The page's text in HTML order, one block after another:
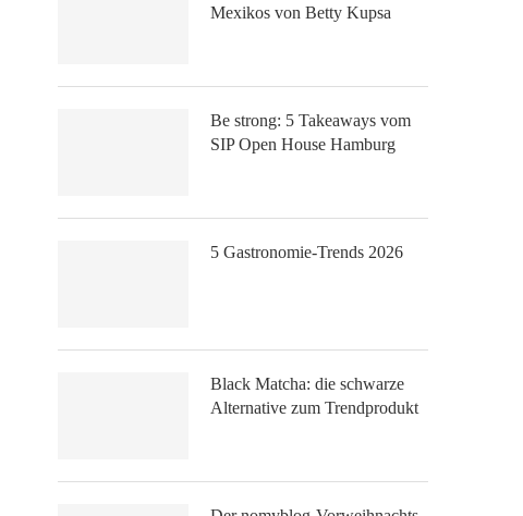
Mexikos von Betty Kupsa
Be strong: 5 Takeaways vom
SIP Open House Hamburg
5 Gastronomie-Trends 2026
Black Matcha: die schwarze
Alternative zum Trendprodukt